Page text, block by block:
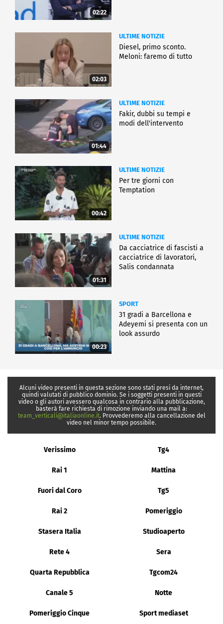
02:22
02:03
ULTIME NOTIZIE
Diesel, primo sconto.
Meloni: faremo di tutto
01:44
ULTIME NOTIZIE
Fakir, dubbi su tempi e
modi dell'intervento
00:42
ULTIME NOTIZIE
Per tre giorni con
Temptation
01:31
ULTIME NOTIZIE
Da cacciatrice di fascisti a
cacciatrice di lavoratori,
Salis condannata
00:23
SPORT
31 gradi a Barcellona e
Adeyemi si presenta con un
look assurdo
Alcuni video presenti in questa sezione sono stati presi da internet,
quindi valutati di pubblico dominio. Se i soggetti presenti in questi
video o gli autori avessero qualcosa in contrario alla pubblicazione,
basterà fare richiesta di rimozione inviando una mail a:
team_verticali@italiaonline.it. Provvederemo alla cancellazione del
video nel minor tempo possibile.
Verissimo Tg4
Rai 1 Mattina
Fuori dal Coro Tg5
Rai 2 Pomeriggio
Stasera Italia Studioaperto
Rete 4 Sera
Quarta Repubblica Tgcom24
Canale 5 Notte
Pomeriggio Cinque Sport mediaset